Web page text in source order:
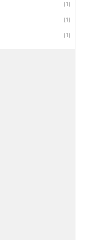
(1)
(1)
(1)